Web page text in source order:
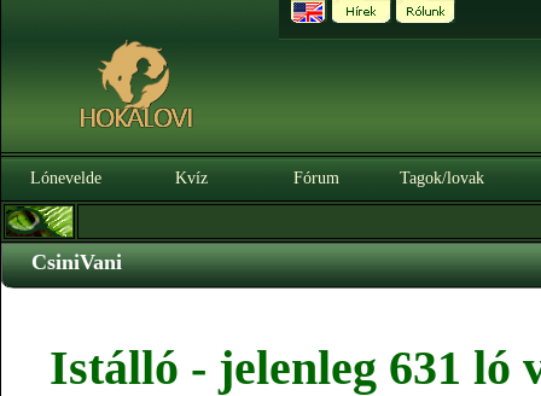
Lónevelde Kvíz Fórum Tagok/lovak
CsiniVani
Istálló - jelenleg 631 ló